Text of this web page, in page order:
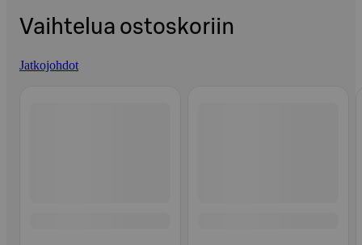
Vaihtelua ostoskoriin
Jatkojohdot